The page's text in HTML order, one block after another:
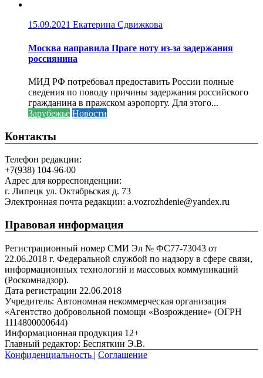
15.09.2021 Екатерина Сдвижкова
Москва направила Праге ноту из-за задержания
россиянина
МИД РФ потребовал предоставить России полные
сведения по поводу причины задержания российского
гражданина в пражском аэропорту. Для этого...
Зарубежье Новости
Контакты
Телефон редакции:
+7(938) 104-96-00
Адрес для корреспонденции:
г. Липецк ул. Октябрьская д. 73
Электронная почта редакции: a.vozrozhdenie@yandex.ru
Правовая информация
Регистрационный номер СМИ Эл № ФС77-73043 от
22.06.2018 г. Федеральной службой по надзору в сфере связи,
информационных технологий и массовых коммуникаций
(Роскомнадзор).
Дата регистрации 22.06.2018
Учредитель: Автономная некоммерческая организация
«Агентство добровольной помощи «Возрождение» (ОГРН
1114800000644)
Информационная продукция 12+
Главный редактор: Беспяткин Э.В.
Конфиденциальность | Соглашение